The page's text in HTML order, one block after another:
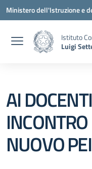
Vai ai contenuti
Vai al menu di navigazione
Vai al footer
Ministero dell'Istruzione e
Istituto
Luigi
AI
NUOVO